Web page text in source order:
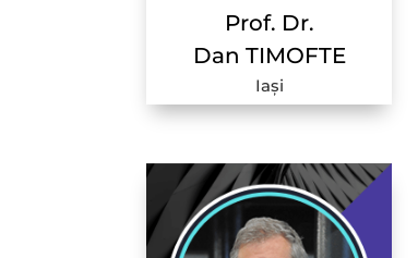
Prof. Dr.
Dan TIMOFTE
Iași